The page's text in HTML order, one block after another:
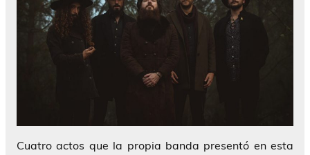
Cuatro actos que la propia banda presentó en esta